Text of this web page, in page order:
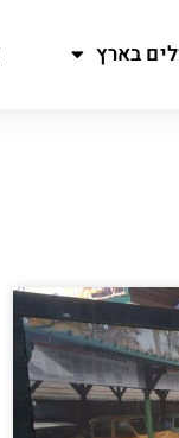
בארץ